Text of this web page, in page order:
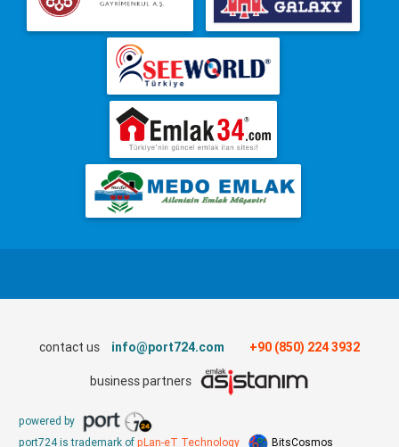
contact us info@port724.com +90 (850) 224 3932
business partners
powered by
port724 is trademark of pLan-eT Technology BitsCosmos